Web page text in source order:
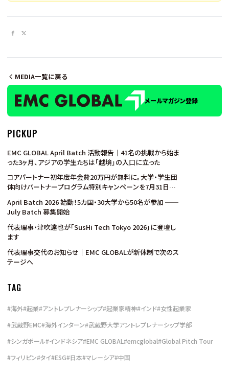
MEDIA一覧に戻る
メールマガジン登録
PICKUP
EMC GLOBAL April Batch 活動報告｜41名の挑戦から始ま
った3ヶ月、アジアの学生たちは「越境」の入口に立った
コアパートナー初年度年会費20万円が無料に。大学・学生団
体向けパートナープログラム特別キャンペーンを7月31日ま
April Batch 2026 始動！5カ国・30大学から50名が参加 ──
July Batch 募集開始
代表理事・津吹達也が「SusHi Tech Tokyo 2026」に登壇し
ます
代表理事交代のお知らせ｜EMC GLOBALが新体制で次のス
テージへ
TAG
#海外#起業#アントレプレナーシップ#起業家精神#インド#女性起業家
#武蔵野EMC#海外インターン#武蔵野大学アントレプレナーシップ学部
#シンガポール#インドネシア#EMC GLOBAL#emcglobal#Global Pitch Tour
#フィリピン#タイ#ESG#日本#マレーシア#中国